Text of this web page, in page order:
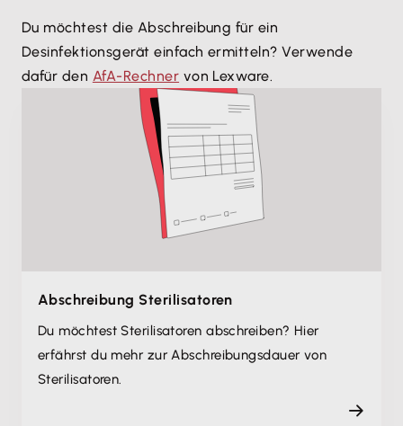
Du möchtest die Abschreibung für ein
Desinfektionsgerät einfach ermitteln? Verwende
dafür den AfA-Rechner von Lexware.
Abschreibung Sterilisatoren
Du möchtest Sterilisatoren abschreiben? Hier
erfährst du mehr zur Abschreibungsdauer von
Sterilisatoren.